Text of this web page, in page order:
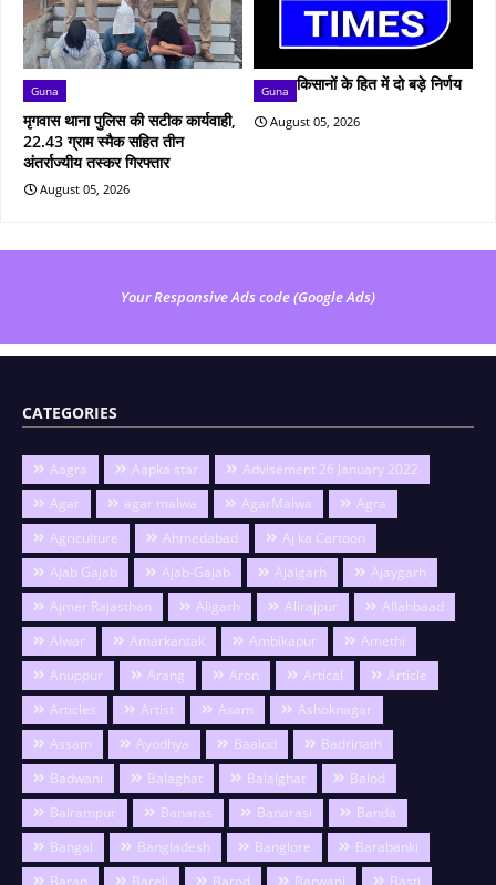
Guna
मृगवास थाना पुलिस की सटीक कार्यवाही,
22.43 ग्राम स्मैक सहित तीन
अंतर्राज्यीय तस्कर गिरफ्तार
August 05, 2026
Guna किसानों के हित में दो बड़े निर्णय
August 05, 2026
Your Responsive Ads code (Google Ads)
CATEGORIES
Aagra Aapka star
Advisement 26 January 2022
Agar
agar malwa AgarMalwa
Agra
Agriculture
Ahmedabad
Aj ka Cartoon
Ajab Gajab
Ajab-Gajab Ajaigarh
Ajaygarh
Ajmer Rajasthan
Aligarh Alirajpur
Allahbaad
Alwar
Amarkantak Ambikapur
Amethi
Anuppur
Arang Aron Artical
Article
Articles
Artist Asam
Ashoknagar
Assam
Ayodhya Baalod
Badrinath
Badwani
Balaghat Balalghat
Balod
Balrampur
Banaras Banarasi
Banda
Bangal
Bangladesh Banglore
Barabanki
Baran
Bareli Barod Barwani Basti